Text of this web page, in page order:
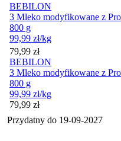
BEBILON
3 Mleko modyfikowane z
800 g
99,99 zł/kg
Cena
79,99 zł
BEBILON
3 Mleko modyfikowane z
800 g
99,99 zł/kg
Cena
79,99 zł
Przydatny do 19-09-2027